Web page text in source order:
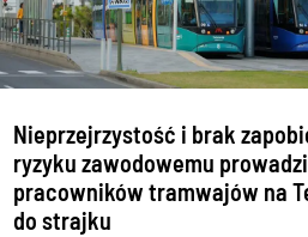
Nieprzejrzystość i brak
ryzyku zawodowemu prowadzi
pracowników tramwajów na
do strajku